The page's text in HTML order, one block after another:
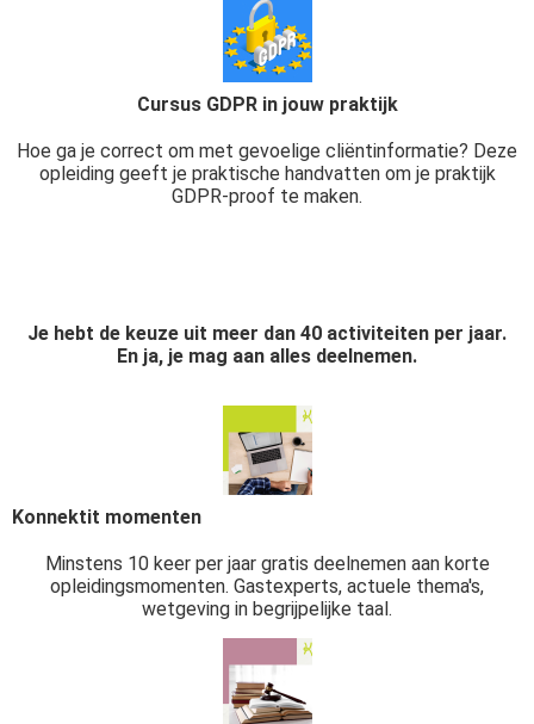
Cursus GDPR in jouw praktijk
Hoe ga je correct om met gevoelige cliëntinformatie? Deze
opleiding geeft je praktische handvatten om je praktijk
GDPR-proof te maken.
Je hebt de keuze uit meer dan 40 activiteiten per jaar.
En ja, je mag aan alles deelnemen.
Konnektit momenten
Minstens 10 keer per jaar gratis deelnemen aan korte
opleidingsmomenten. Gastexperts, actuele thema's,
wetgeving in begrijpelijke taal.